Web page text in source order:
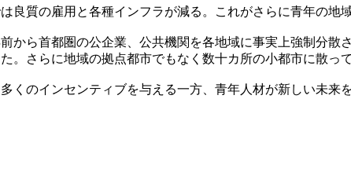
良質の雇用と各種インフラが減る。これがさらに青年の地
から首都圏の公企業、公共機関を各地域に事実上強制分
。さらに地域の拠点都市でもなく数十カ所の小都市に散って
くのインセンティブを与える一方、青年人材が新しい未